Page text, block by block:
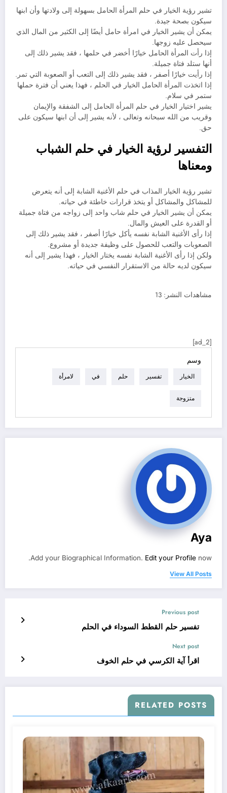
تشير رؤية الخيار في حلم المرأة الحامل بسهولة إلى ولادتها وأن ابنها
سيكون بصحة جيدة.
يمكن أن يشير الخيار في امرأة حامل أيضًا إلى الكثير من المال الذي
سيحصل عليه زوجها.
إذا رأت المرأة الحامل خيارًا أخضر في حلمها ، فقد يشير ذلك إلى
أنها ستلد فتاة جميلة.
إذا رأيت خيارًا أصفر ، فقد يشير ذلك إلى التعب أو الصعوبة التي تمر.
إذا اتخذت المرأة الحامل الخيار في الحلم ، فهذا يعني أن فترة حملها
ستمر في سلام.
يشير اختيار الخيار في حلم المرأة الحامل إلى الشفقة والإيمان
وقريب من الله سبحانه وتعالى ، لأنه يشير إلى أن ابنها سيكون على
حق.
التفسير لرؤية الخيار في حلم الشباب
ومعناها
تشير رؤية الخيار المذاب في حلم الأغنية الشابة إلى أنه يتعرض
للمشاكل والمشاكل أو يتخذ قرارات خاطئة في حياته.
يمكن أن يشير الخيار في حلم شاب واحد إلى زواجه من فتاة جميلة
أو القدرة على العيش والمال.
إذا رأى الأغنية الشابة نفسه يأكل خيارًا أصفر ، فقد يشير ذلك إلى
الصعوبات والتعب للحصول على وظيفة جديدة أو مشروع.
ولكن إذا رأى الأغنية الشابة نفسه يختار الخيار ، فهذا يشير إلى أنه
سيكون لديه حالة من الاستقرار النفسي في حياته.
مشاهدات النشر: 13
[ad_2]
وسم
الخيار تفسير حلم في لامرأة
متزوجة
Aya
Add your Biographical Information. Edit your Profile now.
View All Posts
Previous post
تفسير حلم القطط السوداء في الحلم
Next post
اقرأ آية الكرسي في حلم الخوف
RELATED POSTS